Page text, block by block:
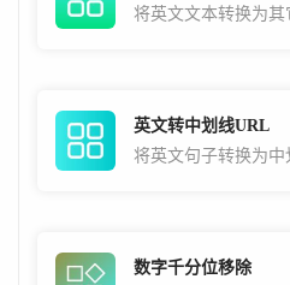
英文转中划线URL
数字千分位移除